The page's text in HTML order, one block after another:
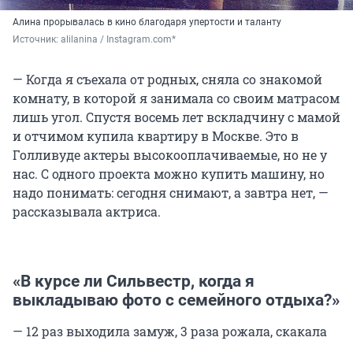
Алина прорывалась в кино благодаря упертости и таланту
Источник: alilanina / Instagram.com*
— Когда я съехала от родных, сняла со знакомой
комнату, в которой я занимала со своим матрасом
лишь угол. Спустя восемь лет вскладчину с мамой
и отчимом купила квартиру в Москве. Это в
Голливуде актеры высокооплачиваемые, но не у
нас. С одного проекта можно купить машину, но
надо понимать: сегодня снимают, а завтра нет, —
рассказывала актриса.
«В курсе ли Сильвестр, когда я
выкладываю фото с семейного отдыха?»
— 12 раз выходила замуж, 3 раза рожала, скакала